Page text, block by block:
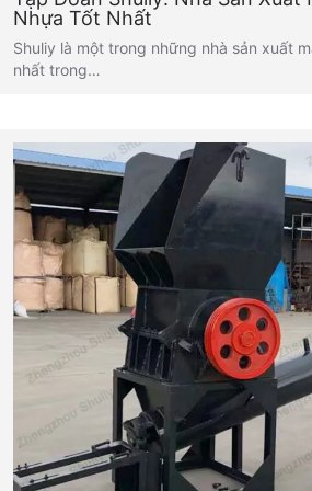
Nhựa Tốt Nhất
Shuliy là một trong những nhà sản xuất
nhất trong…